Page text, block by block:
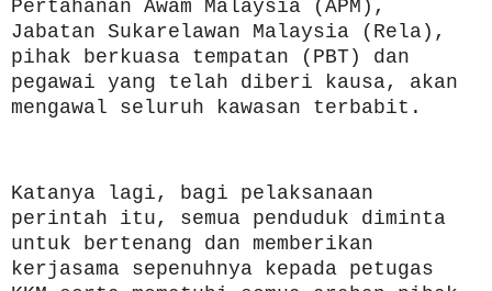
Pertahanan Awam Malaysia (APM),
Jabatan Sukarelawan Malaysia (Rela),
pihak berkuasa tempatan (PBT) dan
pegawai yang telah diberi kausa, akan
mengawal seluruh kawasan terbabit.
Katanya lagi, bagi pelaksanaan
perintah itu, semua penduduk diminta
untuk bertenang dan memberikan
kerjasama sepenuhnya kepada petugas